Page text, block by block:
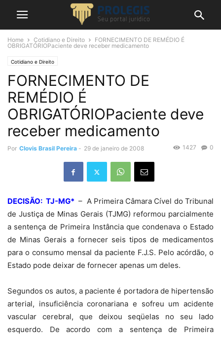
Home Cotidiano e Direito
FORNECIMENTO DE REMÉDIO É
OBRIGATÓRIOPaciente deve receber medicamento
Cotidiano e Direito
FORNECIMENTO DE
REMÉDIO É
OBRIGATÓRIOPaciente deve
receber medicamento
Por Clovis Brasil Pereira - 29 de janeiro de 2008 0
1427
DECISÃO: TJ-MG* – A Primeira Câmara Cível do Tribunal
de Justiça de Minas Gerais (TJMG) reformou parcialmente
a sentença de Primeira Instância que condenava o Estado
de Minas Gerais a fornecer seis tipos de medicamentos
para o consumo mensal da paciente F.J.S. Pelo acórdão, o
Estado pode deixar de fornecer apenas um deles.
Segundos os autos, a paciente é portadora de hipertensão
arterial, insuficiência coronariana e sofreu um acidente
vascular cerebral, que deixou seqüelas no seu lado
esquerdo. De acordo com a sentença de Primeira